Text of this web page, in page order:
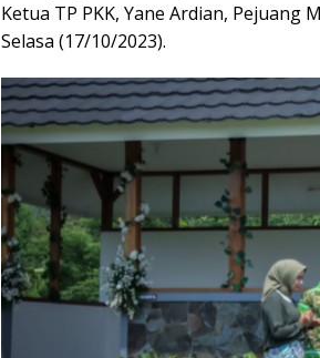
Ketua TP PKK, Yane Ardian,
Selasa (17/10/2023).